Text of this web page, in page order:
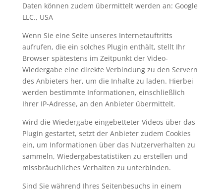
Daten können zudem übermittelt werden an: Google
LLC., USA
Wenn Sie eine Seite unseres Internetauftritts
aufrufen, die ein solches Plugin enthält, stellt Ihr
Browser spätestens im Zeitpunkt der Video-
Wiedergabe eine direkte Verbindung zu den Servern
des Anbieters her, um die Inhalte zu laden. Hierbei
werden bestimmte Informationen, einschließlich
Ihrer IP-Adresse, an den Anbieter übermittelt.
Wird die Wiedergabe eingebetteter Videos über das
Plugin gestartet, setzt der Anbieter zudem Cookies
ein, um Informationen über das Nutzerverhalten zu
sammeln, Wiedergabestatistiken zu erstellen und
missbräuchliches Verhalten zu unterbinden.
Sind Sie während Ihres Seitenbesuchs in einem